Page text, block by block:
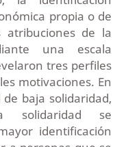
propia o de
atribuciones de la
una escala
tres perfiles
motivaciones. En
baja solidaridad,
se
identificación